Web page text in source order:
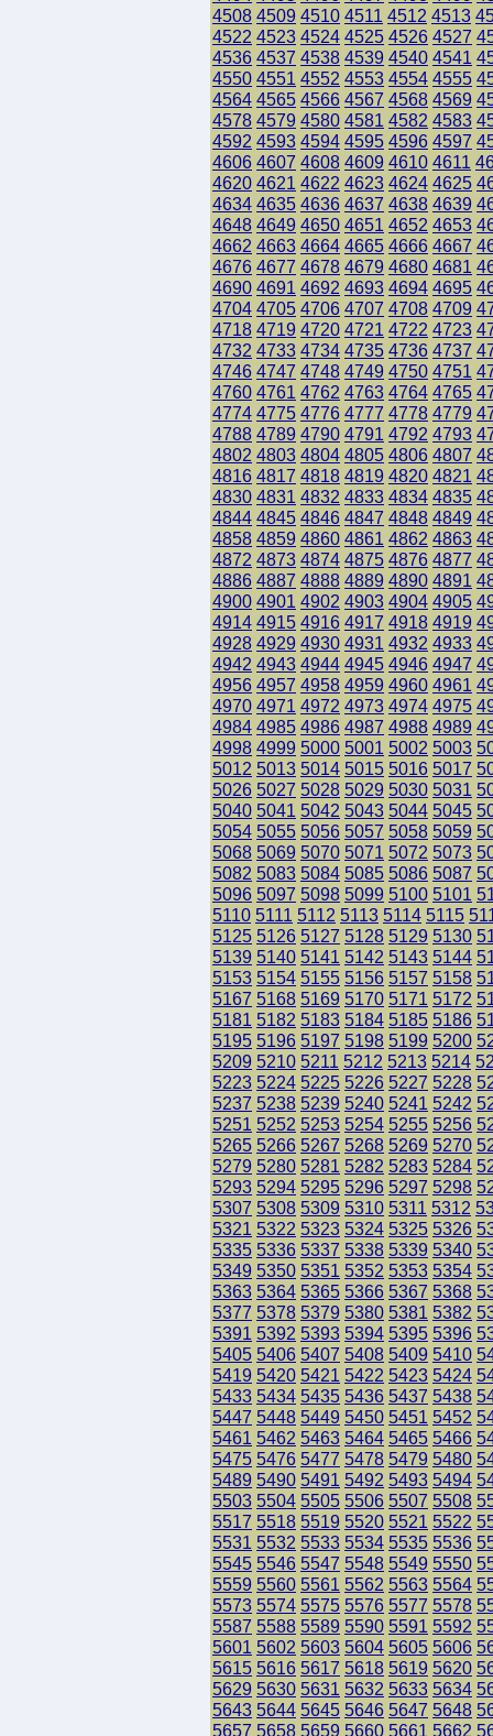
4508 4509 4510 4511 4512 4513
4522 4523 4524 4525 4526 4527
4536 4537 4538 4539 4540 4541
4550 4551 4552 4553 4554 4555
4564 4565 4566 4567 4568 4569
4578 4579 4580 4581 4582 4583
4592 4593 4594 4595 4596 4597
4606 4607 4608 4609 4610 4611
4620 4621 4622 4623 4624 4625
4634 4635 4636 4637 4638 4639
4648 4649 4650 4651 4652 4653
4662 4663 4664 4665 4666 4667
4676 4677 4678 4679 4680 4681
4690 4691 4692 4693 4694 4695
4704 4705 4706 4707 4708 4709
4718 4719 4720 4721 4722 4723
4732 4733 4734 4735 4736 4737
4746 4747 4748 4749 4750 4751
4760 4761 4762 4763 4764 4765
4774 4775 4776 4777 4778 4779
4788 4789 4790 4791 4792 4793
4802 4803 4804 4805 4806 4807
4816 4817 4818 4819 4820 4821
4830 4831 4832 4833 4834 4835
4844 4845 4846 4847 4848 4849
4858 4859 4860 4861 4862 4863
4872 4873 4874 4875 4876 4877
4886 4887 4888 4889 4890 4891
4900 4901 4902 4903 4904 4905
4914 4915 4916 4917 4918 4919
4928 4929 4930 4931 4932 4933
4942 4943 4944 4945 4946 4947
4956 4957 4958 4959 4960 4961
4970 4971 4972 4973 4974 4975
4984 4985 4986 4987 4988 4989
4998 4999 5000 5001 5002 5003
5012 5013 5014 5015 5016 5017
5026 5027 5028 5029 5030 5031
5040 5041 5042 5043 5044 5045
5054 5055 5056 5057 5058 5059
5068 5069 5070 5071 5072 5073
5082 5083 5084 5085 5086 5087
5096 5097 5098 5099 5100 5101
5110 5111 5112 5113 5114 5115
5125 5126 5127 5128 5129 5130
5139 5140 5141 5142 5143 5144
5153 5154 5155 5156 5157 5158
5167 5168 5169 5170 5171 5172
5181 5182 5183 5184 5185 5186
5195 5196 5197 5198 5199 5200
5209 5210 5211 5212 5213 5214
5223 5224 5225 5226 5227 5228
5237 5238 5239 5240 5241 5242
5251 5252 5253 5254 5255 5256
5265 5266 5267 5268 5269 5270
5279 5280 5281 5282 5283 5284
5293 5294 5295 5296 5297 5298
5307 5308 5309 5310 5311 5312
5321 5322 5323 5324 5325 5326
5335 5336 5337 5338 5339 5340
5349 5350 5351 5352 5353 5354
5363 5364 5365 5366 5367 5368
5377 5378 5379 5380 5381 5382
5391 5392 5393 5394 5395 5396
5405 5406 5407 5408 5409 5410
5419 5420 5421 5422 5423 5424
5433 5434 5435 5436 5437 5438
5447 5448 5449 5450 5451 5452
5461 5462 5463 5464 5465 5466
5475 5476 5477 5478 5479 5480
5489 5490 5491 5492 5493 5494
5503 5504 5505 5506 5507 5508
5517 5518 5519 5520 5521 5522
5531 5532 5533 5534 5535 5536
5545 5546 5547 5548 5549 5550
5559 5560 5561 5562 5563 5564
5573 5574 5575 5576 5577 5578
5587 5588 5589 5590 5591 5592
5601 5602 5603 5604 5605 5606
5615 5616 5617 5618 5619 5620
5629 5630 5631 5632 5633 5634
5643 5644 5645 5646 5647 5648
5657 5658 5659 5660 5661 5662